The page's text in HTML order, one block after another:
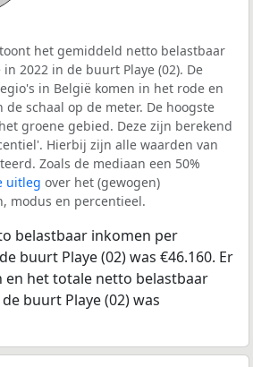
het gemiddeld netto belastbaar
2022 in de buurt Playe (02). De
in België komen in het rode en
schaal op de meter. De hoogste
groene gebied. Deze zijn berekend
Hierbij zijn alle waarden van
Zoals de mediaan een 50%
uitleg over het (gewogen)
modus en percentieel.
belastbaar inkomen per
buurt Playe (02) was €46.160. Er
en het totale netto belastbaar
buurt Playe (02) was